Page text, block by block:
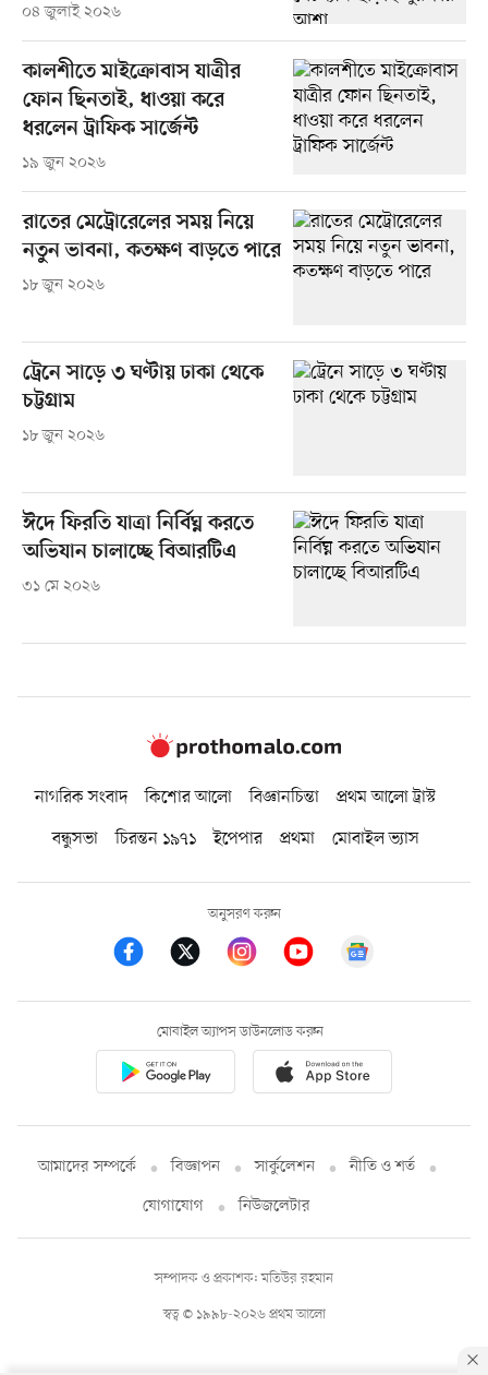
০৪ জুলাই ২০২৬
কালশীতে মাইক্রোবাস যাত্রীর
ফোন ছিনতাই, ধাওয়া করে
ধরলেন ট্রাফিক সার্জেন্ট
১৯ জুন ২০২৬
রাতের মেট্রোরেলের সময় নিয়ে
নতুন ভাবনা, কতক্ষণ বাড়তে পারে
১৮ জুন ২০২৬
ট্রেনে সাড়ে ৩ ঘণ্টায় ঢাকা থেকে
চট্টগ্রাম
১৮ জুন ২০২৬
ঈদে ফিরতি যাত্রা নির্বিঘ্ন করতে
অভিযান চালাচ্ছে বিআরটিএ
৩১ মে ২০২৬
নাগরিক সংবাদ কিশোর আলো বিজ্ঞানচিন্তা
প্রথম আলো ট্রাস্ট
বন্ধুসভা
চিরন্তন ১৯৭১ ইপেপার প্রথমা মোবাইল ভ্যাস
অনুসরণ করুন
মোবাইল অ্যাপস ডাউনলোড করুন
আমাদের সম্পর্কে বিজ্ঞাপন সার্কুলেশন
নীতি ও শর্ত
যোগাযোগ
নিউজলেটার
স্বত্ব © ১৯৯৮-২০২৬ প্রথম আলো
সম্পাদক ও প্রকাশক: মতিউর রহমান